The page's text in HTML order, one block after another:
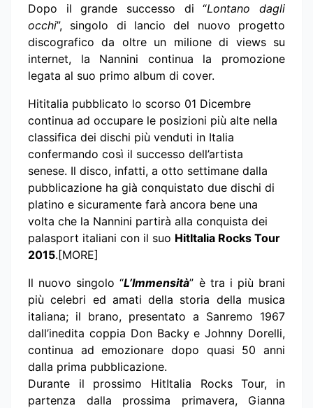
Dopo il grande successo di “Lontano dagli
occhi”, singolo di lancio del nuovo progetto
discografico da oltre un milione di views su
internet, la Nannini continua la promozione
legata al suo primo album di cover.
Hititalia pubblicato lo scorso 01 Dicembre
continua ad occupare le posizioni più alte nella
classifica dei dischi più venduti in Italia
confermando così il successo dell’artista
senese. Il disco, infatti, a otto settimane dalla
pubblicazione ha già conquistato due dischi di
platino e sicuramente farà ancora bene una
volta che la Nannini partirà alla conquista dei
palasport italiani con il suo HitItalia Rocks Tour
2015.[MORE]
Il nuovo singolo “L’Immensità” è tra i più brani
più celebri ed amati della storia della musica
italiana; il brano, presentato a Sanremo 1967
dall’inedita coppia Don Backy e Johnny Dorelli,
continua ad emozionare dopo quasi 50 anni
dalla prima pubblicazione.
Durante il prossimo HitItalia Rocks Tour, in
partenza dalla prossima primavera, Gianna